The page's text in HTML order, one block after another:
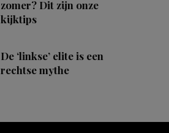
zomer? Dit zijn onze
kijktips
De ‘linkse’ elite is een
rechtse mythe